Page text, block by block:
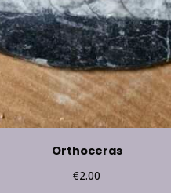
Orthoceras
€2.00